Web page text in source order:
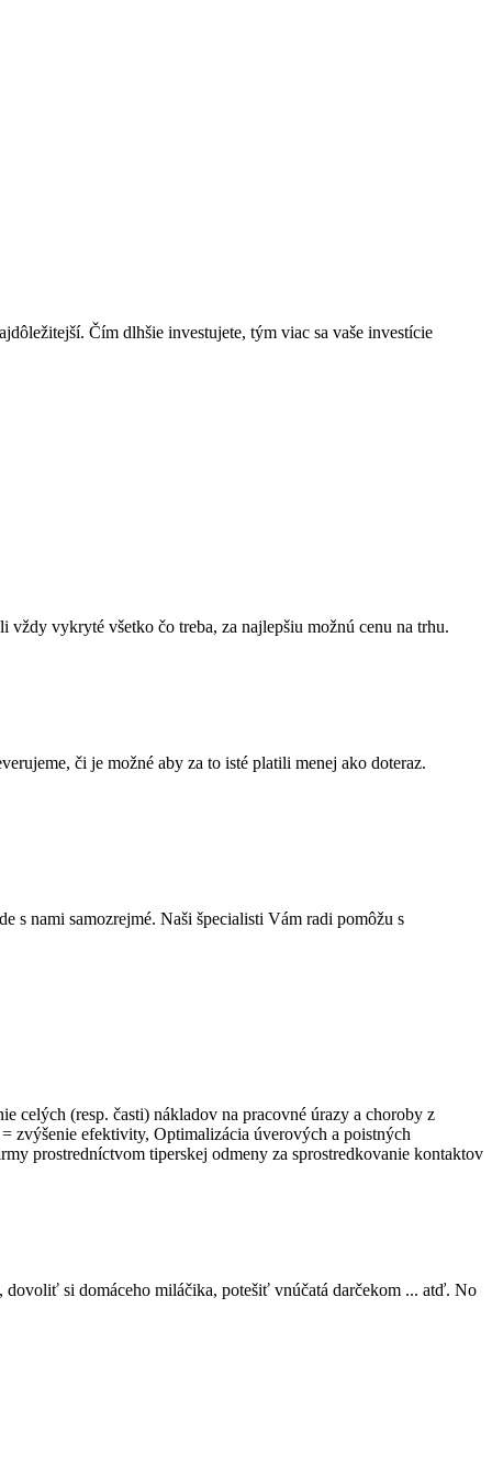
Čím dlhšie investujete, tým viac sa vaše investície
vždy vykryté všetko čo treba, za najlepšiu možnú cenu na trhu.
či je možné aby za to isté platili menej ako doteraz.
s nami samozrejmé. Naši špecialisti Vám radi pomôžu s
celých (resp. časti) nákladov na pracovné úrazy a choroby z
zvýšenie efektivity, Optimalizácia úverových a poistných
prostredníctvom tiperskej odmeny za sprostredkovanie kontaktov
si domáceho miláčika, potešiť vnúčatá darčekom ... atď. No